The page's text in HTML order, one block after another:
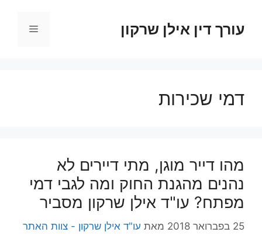
עורך דין אילן שרקון תפריט
דמי שכירות
מהו דייר מוגן, מתי דיירים לא
נהנים מהגנת החוק ומה לגבי דמי
מפתח? עו"ד אילן שרקון מסביר
25 בפברואר 2018 מאת עו"ד אילן שרקון - צוות האתר